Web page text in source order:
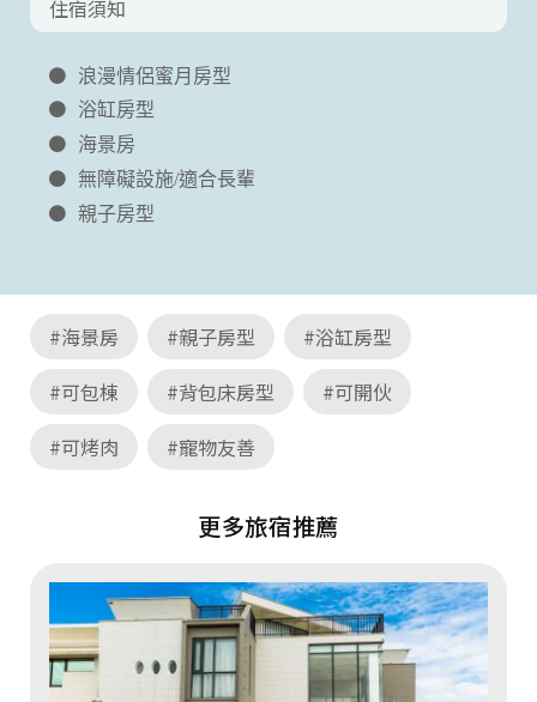
住宿須知
浪漫情侶蜜月房型
浴缸房型
海景房
無障礙設施/適合長輩
親子房型
#海景房 #親子房型
#浴缸房型
#可包棟
#背包床房型
#可開伙
#可烤肉
#寵物友善
更多旅宿推薦